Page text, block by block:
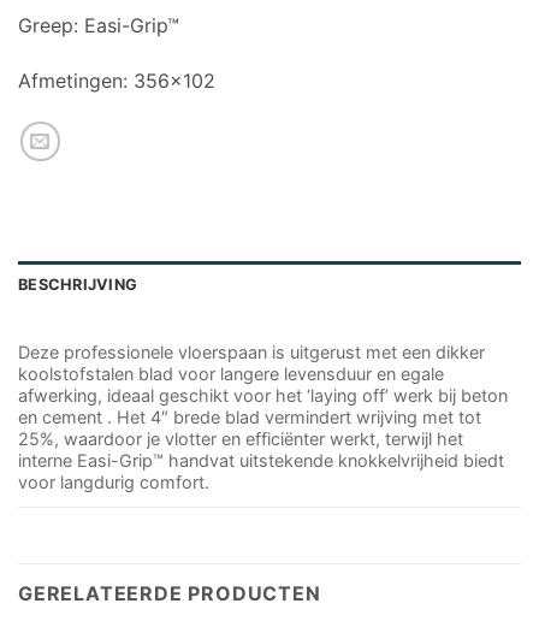
Greep: Easi-Grip™
Afmetingen: 356×102
BESCHRIJVING
Deze professionele vloerspaan is uitgerust met een dikker
koolstofstalen blad voor langere levensduur en egale
afwerking, ideaal geschikt voor het ‘laying off’ werk bij beton
en cement . Het 4″ brede blad vermindert wrijving met tot
25%, waardoor je vlotter en efficiënter werkt, terwijl het
interne Easi-Grip™ handvat uitstekende knokkelvrijheid biedt
voor langdurig comfort.
GERELATEERDE PRODUCTEN